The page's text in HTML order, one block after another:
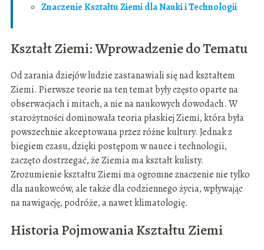
Znaczenie Kształtu Ziemi dla Nauki i Technologii
Kształt Ziemi: Wprowadzenie do Tematu
Od zarania dziejów ludzie zastanawiali się nad kształtem
Ziemi. Pierwsze teorie na ten temat były często oparte na
obserwacjach i mitach, a nie na naukowych dowodach. W
starożytności dominowała teoria płaskiej Ziemi, która była
powszechnie akceptowana przez różne kultury. Jednak z
biegiem czasu, dzięki postępom w nauce i technologii,
zaczęto dostrzegać, że Ziemia ma kształt kulisty.
Zrozumienie kształtu Ziemi ma ogromne znaczenie nie tylko
dla naukowców, ale także dla codziennego życia, wpływając
na nawigację, podróże, a nawet klimatologię.
Historia Pojmowania Kształtu Ziemi